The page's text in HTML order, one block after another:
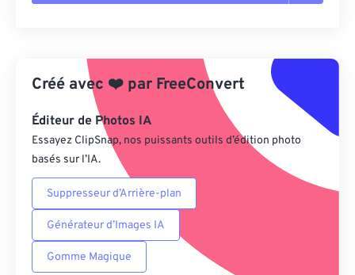
Appliquer à partir du préréglage
Enregistrer comme préréglage
Créé avec ❤️ par FreeConvert
Éditeur de Photos IA
Essayez ClipSnap, nos puissants outils d’édition photo
basés sur l’IA.
Suppresseur d’Arrière-plan
Générateur d’Images IA
Gomme Magique